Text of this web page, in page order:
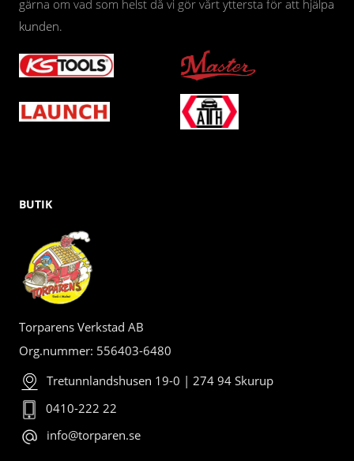
gärna om vad som helst då vi gör vårt yttersta för att hjälpa
kunden.
BUTIK
Torparens Verkstad AB
Org.nummer: 556403-6480
Tretunnlandshusen 19-0 | 274 94 Skurup
0410-222 22
info@torparen.se